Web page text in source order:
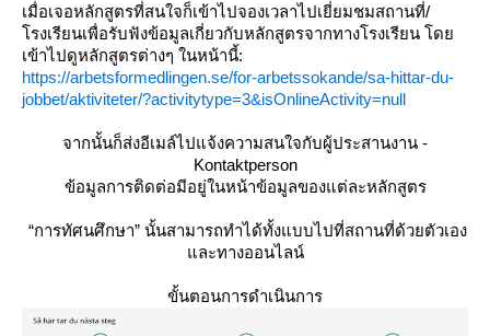
เมื่อเจอหลักสูตรที่สนใจก็เข้าไปจองเวลาไปเยี่ยมชมสถานที่/
รงเรียนเพื่อรับฟังข้อมูลเกี่ยวกับหลักสูตรจากทางโรงเรียน โด
เข้าไปดูหลักสูตรต่างๆ ในหน้านี้:
https://arbetsformedlingen.se/for-arbetssokande/sa-hittar-du-
jobbet/aktiviteter/?activitytype=3&isOnlineActivity=null
จากนั้นก็ส่งอีเมล์ไปแจ้งความสนใจกับผู้ประสานงาน -
Kontaktperson
ข้อมูลการติดต่อมีอยู่ในหน้าข้อมูลของแต่ละหลักสูตร
“การทัศนศึกษา” นั้นสามารถทำได้ทั้งแบบไปที่สถานที่ด้วยตัวเอง
ละทางออนไลน์
ขั้นตอนการดำเนินการ